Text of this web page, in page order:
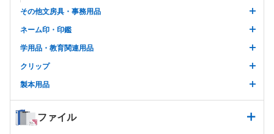
その他文房具・事務用品
ネーム印・印鑑
学用品・教育関連用品
クリップ
製本用品
ファイル